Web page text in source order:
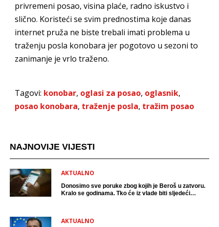
privremeni posao, visina plaće, radno iskustvo i
slično. Koristeći se svim prednostima koje danas
internet pruža ne biste trebali imati problema u
traženju posla konobara jer pogotovo u sezoni to
zanimanje je vrlo traženo.
Tagovi: konobar, oglasi za posao, oglasnik,
posao konobara, traženje posla, tražim posao
NAJNOVIJE VIJESTI
AKTUALNO
Donosimo sve poruke zbog kojih je Beroš u zatvoru.
Kralo se godinama. Tko će iz vlade biti sljedeći
AKTUALNO